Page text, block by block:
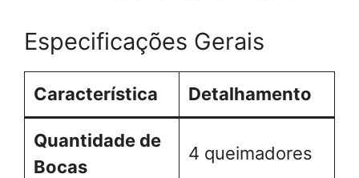
Especificações Gerais
Característica Detalhamento
Quantidade de
Bocas
4 queimadores